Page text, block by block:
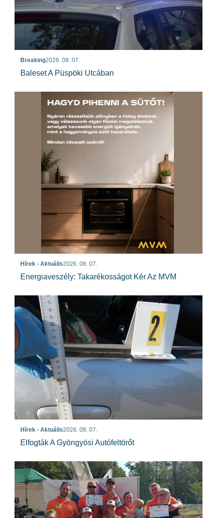
Breaking2026. 08. 07.
Baleset A Püspöki Utcában
Hírek - Aktuális2026. 08. 07.
Energiaveszély: Takarékosságot Kér Az MVM
Hírek - Aktuális2026. 08. 07.
Elfogták A Gyöngyösi Autófeltörőt